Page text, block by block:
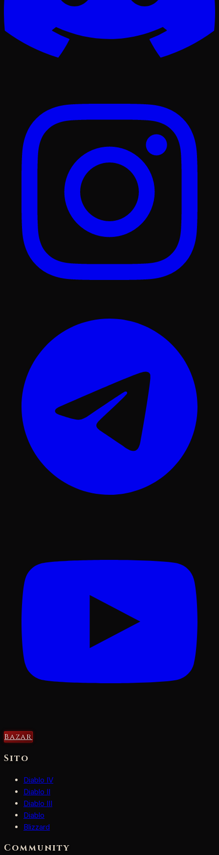
Bazar
Sito
Diablo IV
Diablo II
Diablo III
Diablo
Blizzard
Community